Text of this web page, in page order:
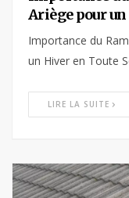
Ariège pour
Importance du
un Hiver en Toute
LIRE LA SUITE